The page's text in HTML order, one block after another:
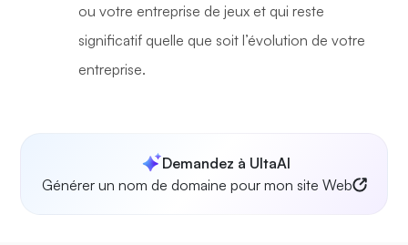
ou votre entreprise de jeux et qui reste
significatif quelle que soit l’évolution de votre
entreprise.
Demandez à UltaAI
Générer un nom de domaine pour mon site Web